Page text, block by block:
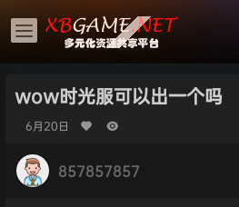
wow时光服可以出一个吗
6月20日
857857857